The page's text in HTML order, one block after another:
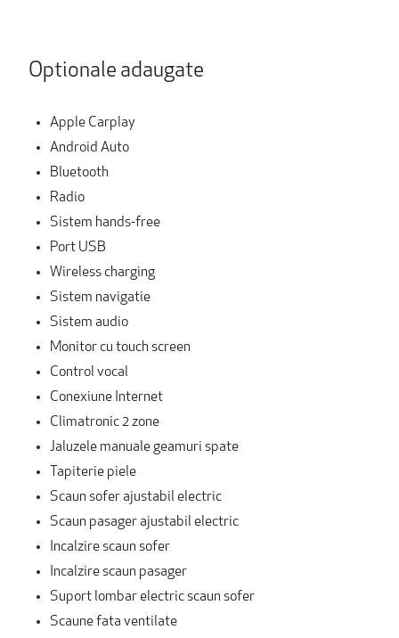
Optionale adaugate
Apple Carplay
Android Auto
Bluetooth
Radio
Sistem hands-free
Port USB
Wireless charging
Sistem navigatie
Sistem audio
Monitor cu touch screen
Control vocal
Conexiune Internet
Climatronic 2 zone
Jaluzele manuale geamuri spate
Tapiterie piele
Scaun sofer ajustabil electric
Scaun pasager ajustabil electric
Incalzire scaun sofer
Incalzire scaun pasager
Suport lombar electric scaun sofer
Scaune fata ventilate